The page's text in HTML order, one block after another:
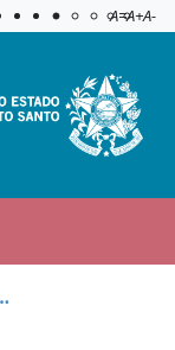
Aplicar
A=A+A-